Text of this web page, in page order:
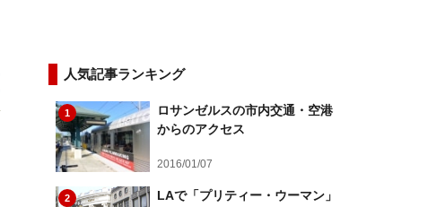
人気記事ランキング
1
ロサンゼルスの市内交通・空港
からのアクセス
2016/01/07
2
LAで「プリティー・ウーマン」